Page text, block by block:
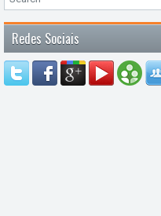
Redes Sociais